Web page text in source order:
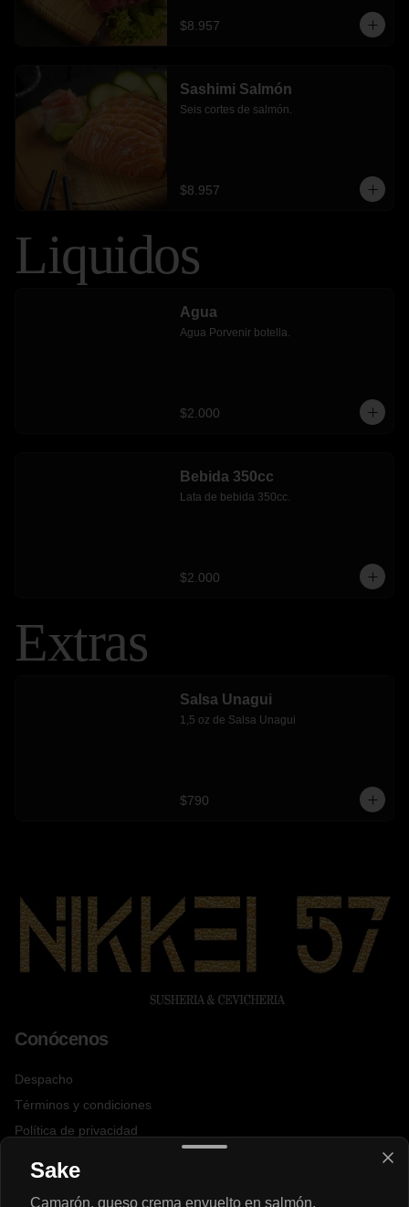
$8.957
Sashimi Salmón
Seis cortes de salmón.
$8.957
Liquidos
Agua
Agua Porvenir botella.
$2.000
Bebida 350cc
Lata de bebida 350cc.
$2.000
Extras
Salsa Unagui
1,5 oz de Salsa Unagui
$790
Conócenos
Despacho
Términos y condiciones
Política de privacidad
Redes sociales
Sake
Camarón, queso crema envuelto en salmón.